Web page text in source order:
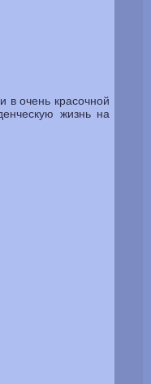
в очень красочной
жизнь на